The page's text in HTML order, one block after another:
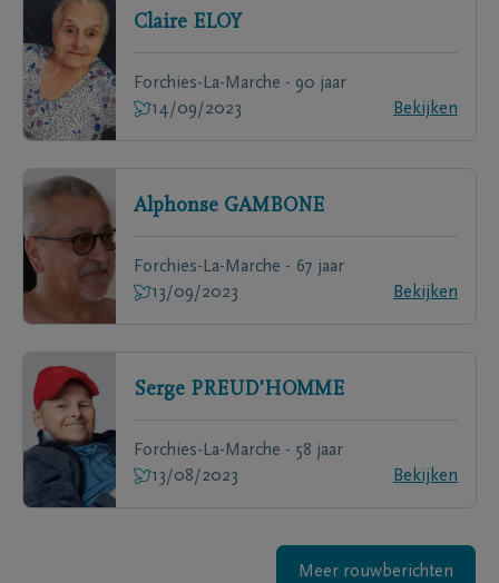
Claire ELOY
Forchies-La-Marche - 90 jaar
14/09/2023
Bekijken
Alphonse GAMBONE
Forchies-La-Marche - 67 jaar
13/09/2023
Bekijken
Serge PREUD'HOMME
Forchies-La-Marche - 58 jaar
13/08/2023
Bekijken
Meer rouwberichten